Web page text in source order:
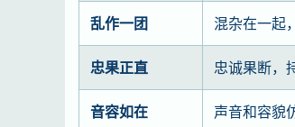
乱作一团 混杂在一起
忠果正直 忠诚果断，
音容如在 声音和容貌